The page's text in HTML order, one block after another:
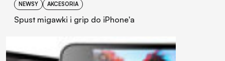
NEWSY AKCESORIA
Spust migawki i grip do iPhone'a